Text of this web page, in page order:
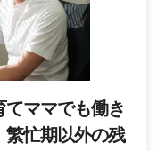
てママでも働き
繁忙期以外の残